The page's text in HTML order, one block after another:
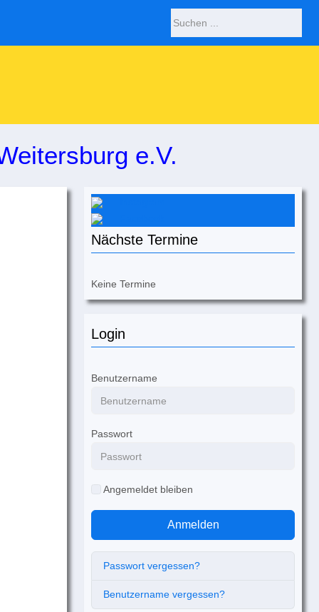
e.V.
Nächste Termine
Keine Termine
Login
Benutzername
Passwort
Angemeldet bleiben
Anmelden
Passwort vergessen?
Benutzername vergessen?